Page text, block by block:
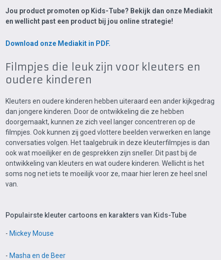
Jou product promoten op Kids-Tube? Bekijk dan onze Mediakit
en wellicht past een product bij jou online strategie!
Download onze Mediakit in PDF.
Filmpjes die leuk zijn voor kleuters en
oudere kinderen
Kleuters en oudere kinderen hebben uiteraard een ander kijkgedrag
dan jongere kinderen. Door de ontwikkeling die ze hebben
doorgemaakt, kunnen ze zich veel langer concentreren op de
filmpjes. Ook kunnen zij goed vlottere beelden verwerken en lange
conversaties volgen. Het taalgebruik in deze kleuterfilmpjes is dan
ook wat moeilijker en de gesprekken zijn sneller. Dit past bij de
ontwikkeling van kleuters en wat oudere kinderen. Wellicht is het
soms nog net iets te moeilijk voor ze, maar hier leren ze heel snel
van.
Populairste kleuter cartoons en karakters van Kids-Tube
- Mickey Mouse
- Masha en de Beer